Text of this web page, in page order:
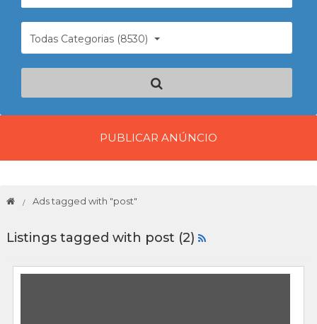
Todas Categorias (8530)
PUBLICAR ANÚNCIO
Ads tagged with "post"
Listings tagged with post (2)